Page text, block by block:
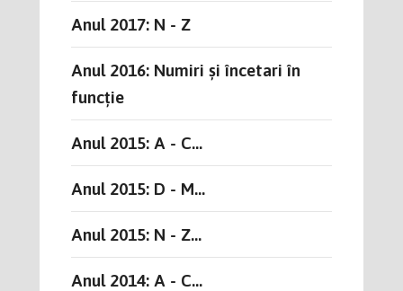
Anul 2017: N - Z
Anul 2016: Numiri și încetari în
funcție
Anul 2015: A - C...
Anul 2015: D - M...
Anul 2015: N - Z...
Anul 2014: A - C...